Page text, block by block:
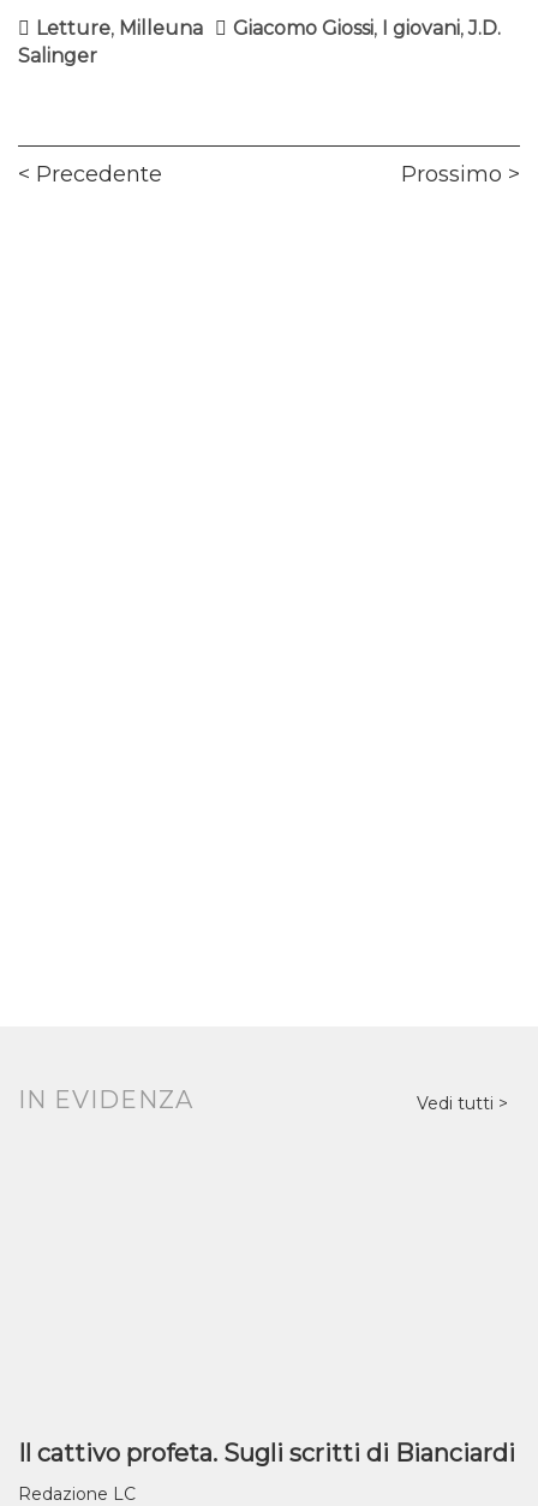
Letture, Milleuna Giacomo Giossi, I giovani, J.D.
Salinger
Navigazione
Precedente Prossimo
IN EVIDENZA Vedi tutti
Il cattivo profeta. Sugli scritti di Bianciardi
Redazione LC